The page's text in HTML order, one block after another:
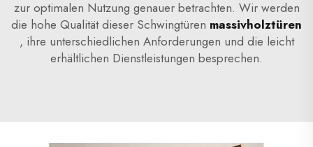
zur optimalen Nutzung genauer betrachten. Wir werden
die hohe Qualität dieser Schwingtüren massivholztüren
, ihre unterschiedlichen Anforderungen und die leicht
erhältlichen Dienstleistungen besprechen.